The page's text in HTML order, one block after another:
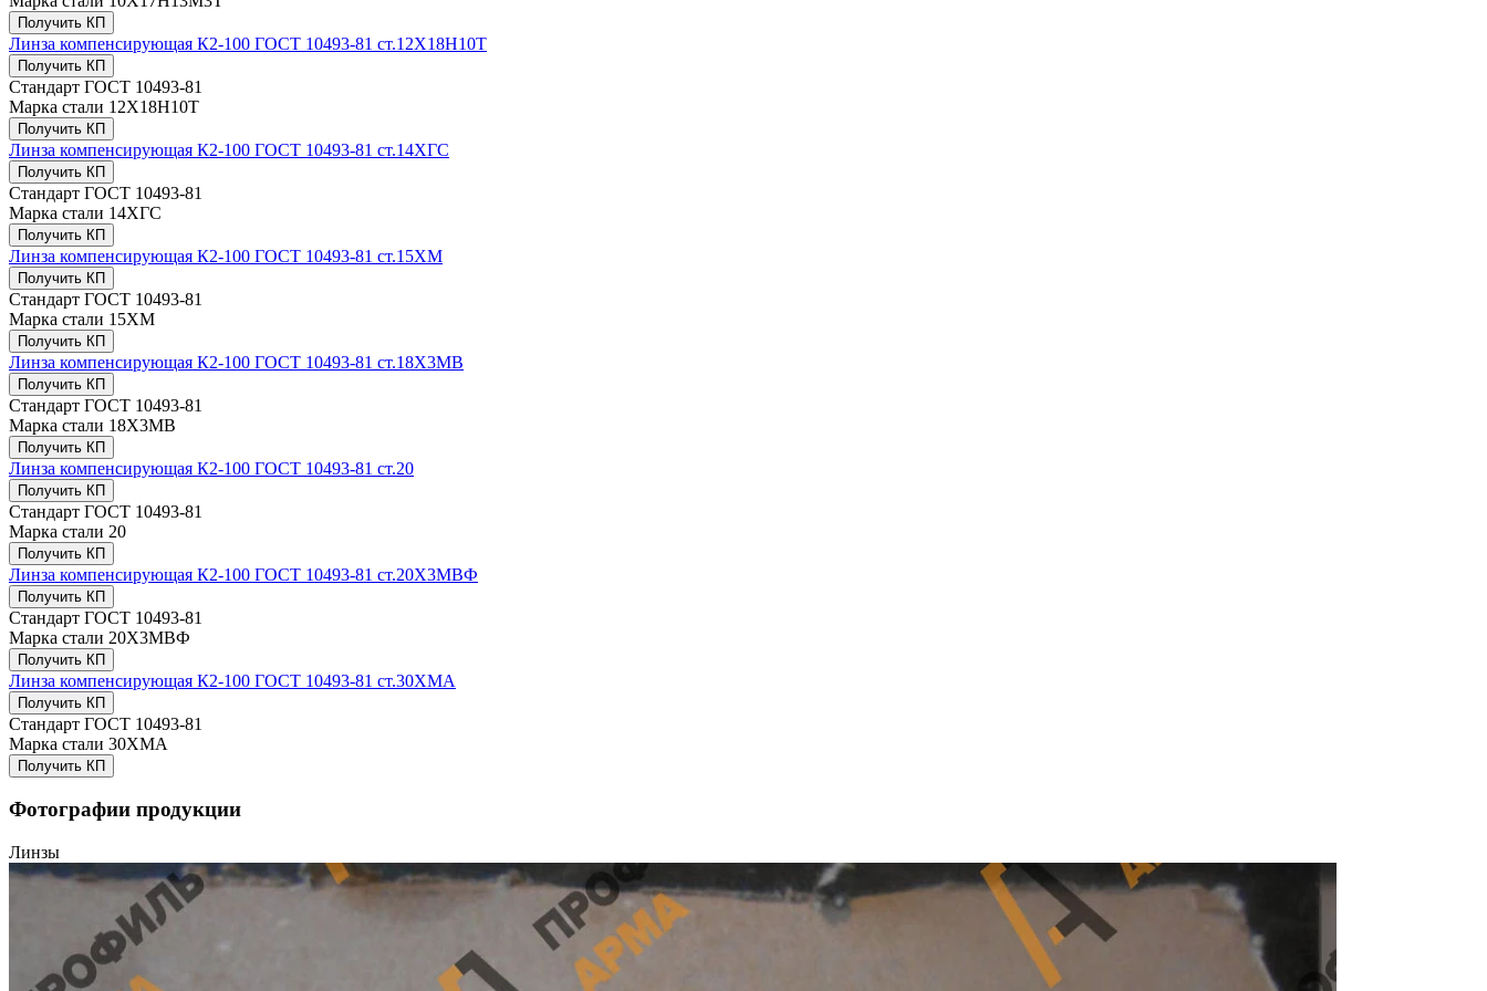
Получить КП
Линза компенсирующая К2-100 ГОСТ 10493-81 ст.12Х18Н10Т
Получить КП
Стандарт ГОСТ 10493-81
Марка стали 12Х18Н10Т
Получить КП
Линза компенсирующая К2-100 ГОСТ 10493-81 ст.14ХГС
Получить КП
Стандарт ГОСТ 10493-81
Марка стали 14ХГС
Получить КП
Линза компенсирующая К2-100 ГОСТ 10493-81 ст.15ХМ
Получить КП
Стандарт ГОСТ 10493-81
Марка стали 15ХМ
Получить КП
Линза компенсирующая К2-100 ГОСТ 10493-81 ст.18Х3МВ
Получить КП
Стандарт ГОСТ 10493-81
Марка стали 18Х3МВ
Получить КП
Линза компенсирующая К2-100 ГОСТ 10493-81 ст.20
Получить КП
Стандарт ГОСТ 10493-81
Марка стали 20
Получить КП
Линза компенсирующая К2-100 ГОСТ 10493-81 ст.20Х3МВФ
Получить КП
Стандарт ГОСТ 10493-81
Марка стали 20Х3МВФ
Получить КП
Линза компенсирующая К2-100 ГОСТ 10493-81 ст.30ХМА
Получить КП
Стандарт ГОСТ 10493-81
Марка стали 30ХМА
Получить КП
Фотографии продукции
Линзы